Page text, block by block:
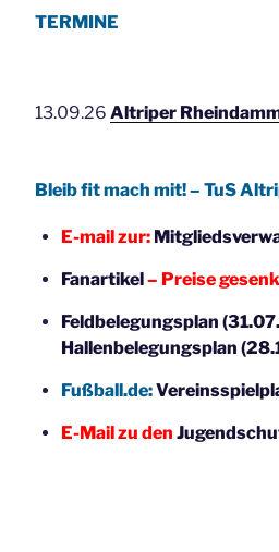
TERMINE
13.09.26 Altriper
Bleib fit mach mit! – TuS
E-mail zur:
Fanartikel– Preise
Feldbelegungsplan
Hallenbelegungsplan
Fußball.de:
E-Mail zu den